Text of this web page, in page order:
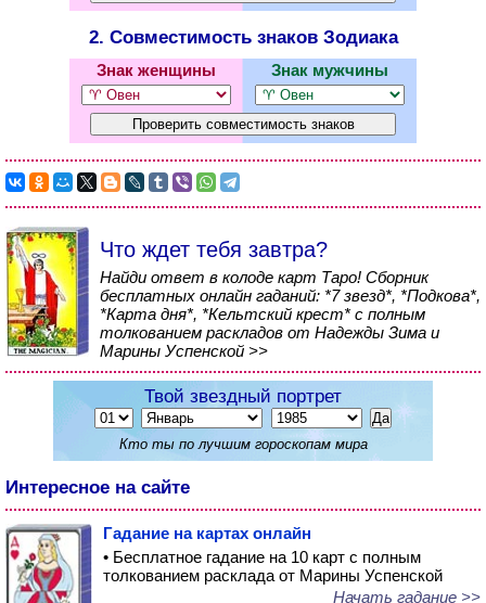
2. Совместимость знаков Зодиака
Знак женщины Знак мужчины
Что ждет тебя завтра?
Найди ответ в колоде карт Таро! Сборник
бесплатных онлайн гаданий: *7 звезд*, *Подкова*,
*Карта дня*, *Кельтский крест* с полным
толкованием раскладов от Надежды Зима и
Марины Успенской >>
Твой звездный портрет
Кто ты по лучшим гороскопам мира
Интересное на сайте
Гадание на картах онлайн
• Бесплатное гадание на 10 карт с полным
толкованием расклада от Марины Успенской
Начать гадание >>